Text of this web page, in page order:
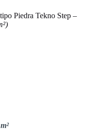
Piedra Tekno Step –